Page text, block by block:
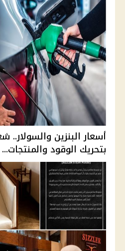
أسعار البنزين والسولار..
بتحريك الوقود والمنتجات...